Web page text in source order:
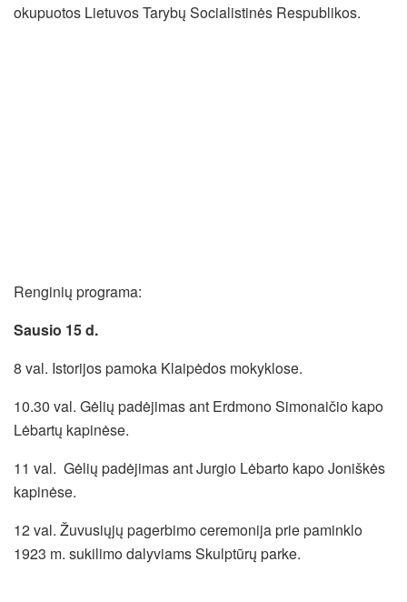
okupuotos Lietuvos Tarybų Socialistinės Respublikos.
Renginių programa:
Sausio 15 d.
8 val. Istorijos pamoka Klaipėdos mokyklose.
10.30 val. Gėlių padėjimas ant Erdmono Simonaičio kapo
Lėbartų kapinėse.
11 val. Gėlių padėjimas ant Jurgio Lėbarto kapo Joniškės
kapinėse.
12 val. Žuvusiųjų pagerbimo ceremonija prie paminklo
1923 m. sukilimo dalyviams Skulptūrų parke.